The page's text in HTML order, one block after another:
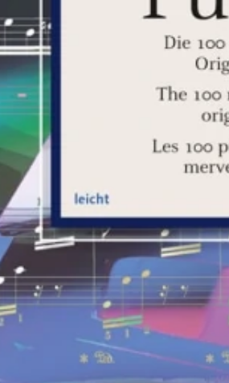
– Piano Kids / Piano Junior
Kids
Junior